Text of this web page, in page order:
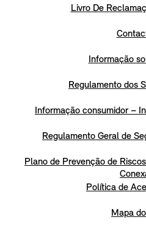
Livro De
Informação
Regulamento dos
Informação consumidor –
Regulamento Geral de
Plano de Prevenção de
Política de
Mapa